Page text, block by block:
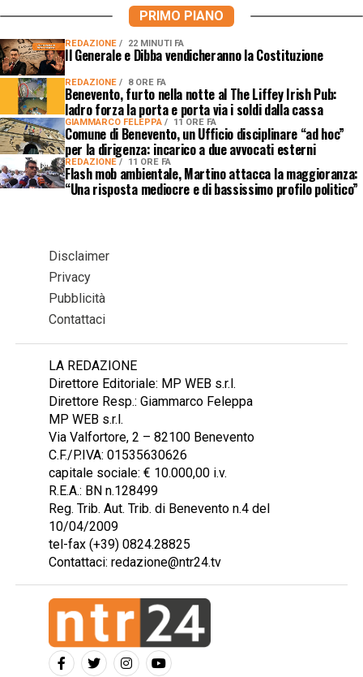
PRIMO PIANO
REDAZIONE 22 MINUTI FA
Il Generale e Dibba vendicheranno la Costituzione
REDAZIONE 8 ORE FA
Benevento, furto nella notte al The Liffey Irish Pub:
ladro forza la porta e porta via i soldi dalla cassa
GIAMMARCO FELEPPA 11 ORE FA
Comune di Benevento, un Ufficio disciplinare “ad hoc”
per la dirigenza: incarico a due avvocati esterni
REDAZIONE 11 ORE FA
Flash mob ambientale, Martino attacca la maggioranza:
“Una risposta mediocre e di bassissimo profilo politico”
Disclaimer
Privacy
Pubblicità
Contattaci
LA REDAZIONE
Direttore Editoriale: MP WEB s.r.l.
Direttore Resp.: Giammarco Feleppa
MP WEB s.r.l.
Via Valfortore, 2 – 82100 Benevento
C.F./P.IVA: 01535630626
capitale sociale: € 10.000,00 i.v.
R.E.A.: BN n.128499
Reg. Trib. Aut. Trib. di Benevento n.4 del
10/04/2009
tel-fax (+39) 0824.28825
Contattaci: redazione@ntr24.tv